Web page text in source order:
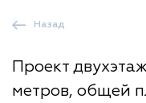
Проект
метров, общей
Назад